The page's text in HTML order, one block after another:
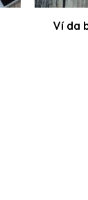
Ví da